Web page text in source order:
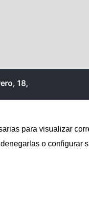
para visualizar
o configurar
18,